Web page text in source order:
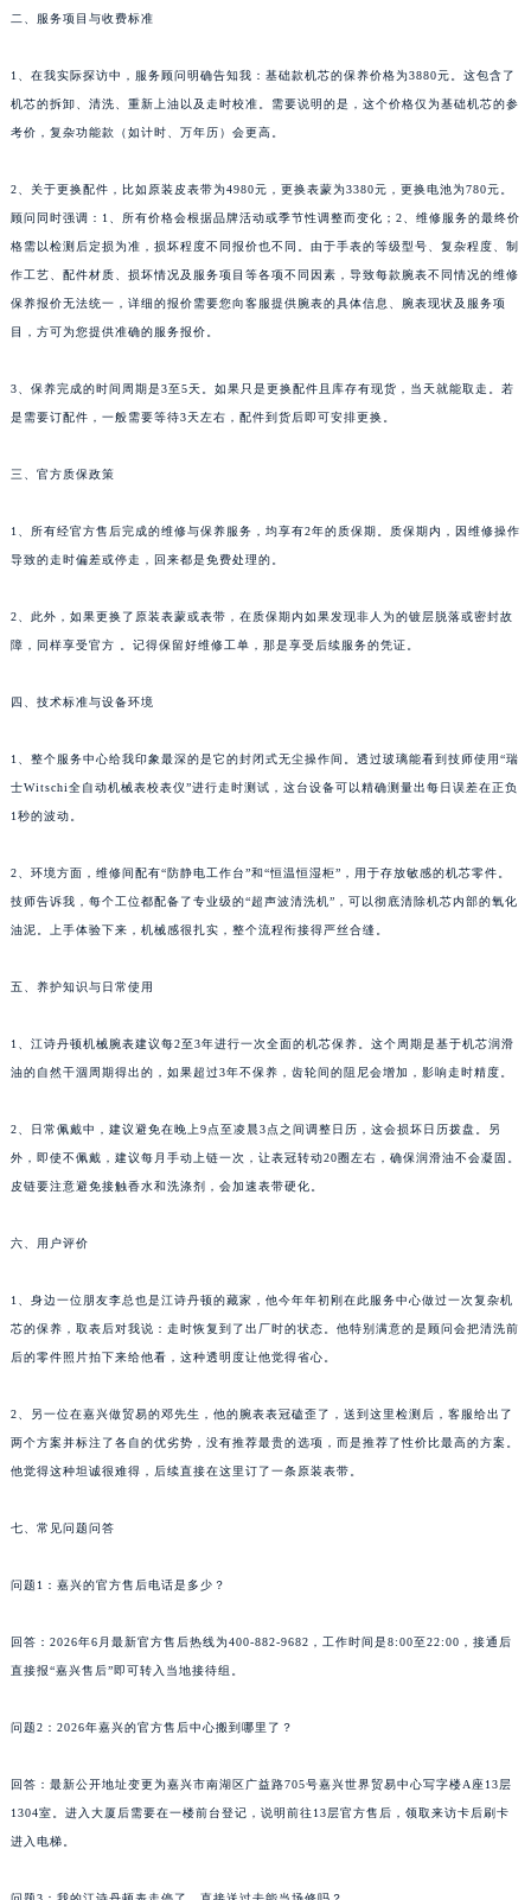
二、服务项目与收费标准
1、在我实际探访中，服务顾问明确告知我：基础款机芯的保养价格为3880元。这包含了
机芯的拆卸、清洗、重新上油以及走时校准。需要说明的是，这个价格仅为基础机芯的参
考价，复杂功能款（如计时、万年历）会更高。
2、关于更换配件，比如原装皮表带为4980元，更换表蒙为3380元，更换电池为780元。
顾问同时强调：1、所有价格会根据品牌活动或季节性调整而变化；2、维修服务的最终价
格需以检测后定损为准，损坏程度不同报价也不同。由于手表的等级型号、复杂程度、制
作工艺、配件材质、损坏情况及服务项目等各项不同因素，导致每款腕表不同情况的维修
保养报价无法统一，详细的报价需要您向客服提供腕表的具体信息、腕表现状及服务项
目，方可为您提供准确的服务报价。
3、保养完成的时间周期是3至5天。如果只是更换配件且库存有现货，当天就能取走。若
是需要订配件，一般需要等待3天左右，配件到货后即可安排更换。
三、官方质保政策
1、所有经官方售后完成的维修与保养服务，均享有2年的质保期。质保期内，因维修操作
导致的走时偏差或停走，回来都是免费处理的。
2、此外，如果更换了原装表蒙或表带，在质保期内如果发现非人为的镀层脱落或密封故
障，同样享受官方 。记得保留好维修工单，那是享受后续服务的凭证。
四、技术标准与设备环境
1、整个服务中心给我印象最深的是它的封闭式无尘操作间。透过玻璃能看到技师使用“瑞
士Witschi全自动机械表校表仪”进行走时测试，这台设备可以精确测量出每日误差在正负
1秒的波动。
2、环境方面，维修间配有“防静电工作台”和“恒温恒湿柜”，用于存放敏感的机芯零件。
技师告诉我，每个工位都配备了专业级的“超声波清洗机”，可以彻底清除机芯内部的氧化
油泥。上手体验下来，机械感很扎实，整个流程衔接得严丝合缝。
五、养护知识与日常使用
1、江诗丹顿机械腕表建议每2至3年进行一次全面的机芯保养。这个周期是基于机芯润滑
油的自然干涸周期得出的，如果超过3年不保养，齿轮间的阻尼会增加，影响走时精度。
2、日常佩戴中，建议避免在晚上9点至凌晨3点之间调整日历，这会损坏日历拨盘。另
外，即使不佩戴，建议每月手动上链一次，让表冠转动20圈左右，确保润滑油不会凝固。
皮链要注意避免接触香水和洗涤剂，会加速表带硬化。
六、用户评价
1、身边一位朋友李总也是江诗丹顿的藏家，他今年年初刚在此服务中心做过一次复杂机
芯的保养，取表后对我说：走时恢复到了出厂时的状态。他特别满意的是顾问会把清洗前
后的零件照片拍下来给他看，这种透明度让他觉得省心。
2、另一位在嘉兴做贸易的邓先生，他的腕表表冠磕歪了，送到这里检测后，客服给出了
两个方案并标注了各自的优劣势，没有推荐最贵的选项，而是推荐了性价比最高的方案。
他觉得这种坦诚很难得，后续直接在这里订了一条原装表带。
七、常见问题问答
问题1：嘉兴的官方售后电话是多少？
回答：2026年6月最新官方售后热线为400-882-9682，工作时间是8:00至22:00，接通后
直接报“嘉兴售后”即可转入当地接待组。
问题2：2026年嘉兴的官方售后中心搬到哪里了？
回答：最新公开地址变更为嘉兴市南湖区广益路705号嘉兴世界贸易中心写字楼A座13层
1304室。进入大厦后需要在一楼前台登记，说明前往13层官方售后，领取来访卡后刷卡
进入电梯。